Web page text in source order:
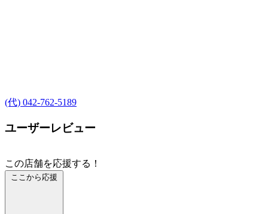
(代) 042-762-5189
ユーザーレビュー
この店舗を応援する！
ここから応援